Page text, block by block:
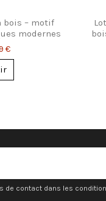
bois – motif
modernes
€
de contact dans les